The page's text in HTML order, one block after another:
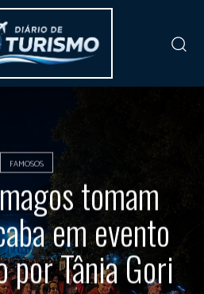
FAMOSOS
tomam
em evento
por Tânia Gori